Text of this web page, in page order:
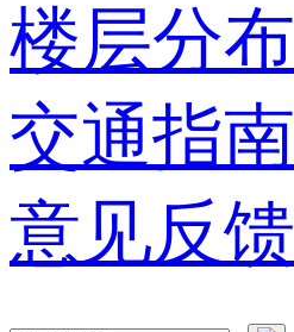
楼层分布
交通指南
意见反馈